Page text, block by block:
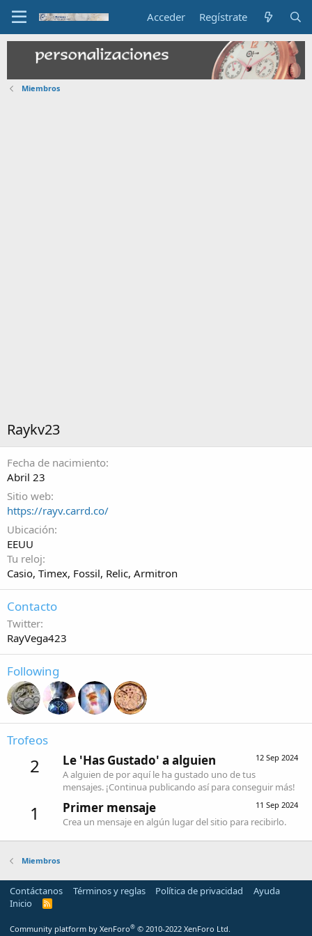
Acceder Regístrate
Miembros
Raykv23
Fecha de nacimiento
Abril 23
Sitio web
https://rayv.carrd.co/
Ubicación
EEUU
Tu reloj
Casio, Timex, Fossil, Relic, Armitron
Contacto
Twitter
RayVega423
Following
Trofeos
2 12 Sep 2024
Le 'Has Gustado' a alguien
A alguien de por aquí le ha gustado uno de tus
mensajes. ¡Continua publicando así para conseguir más!
1 11 Sep 2024
Primer mensaje
Crea un mensaje en algún lugar del sitio para recibirlo.
Miembros
Contáctanos Términos y reglas Política de privacidad
Ayuda
Inicio
R
Community platform by XenForo® © 2010-2022 XenForo Ltd.